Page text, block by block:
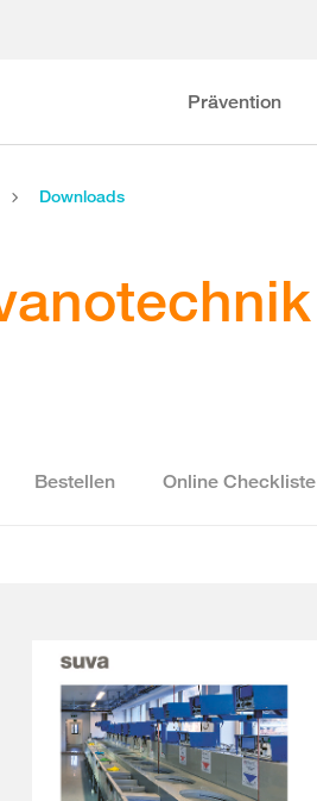
Prävention
Downloads
Bestellen Online Checkliste